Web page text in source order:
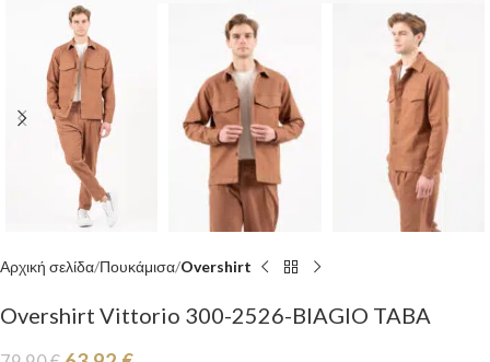
Αρχική σελίδα Πουκάμισα Overshirt
Overshirt Vittorio 300-2526-BIAGIO TABA